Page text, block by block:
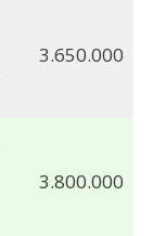
3.650.000
3.800.000